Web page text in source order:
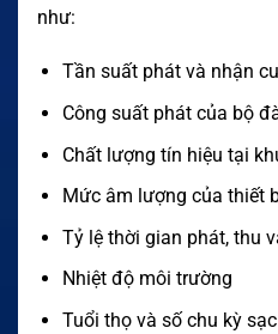
như:
Tần suất phát và nhận
Công suất phát của bộ
Chất lượng tín hiệu tại
Mức âm lượng của thiết
Tỷ lệ thời gian phát, thu
Nhiệt độ môi trường
Tuổi thọ và số chu kỳ